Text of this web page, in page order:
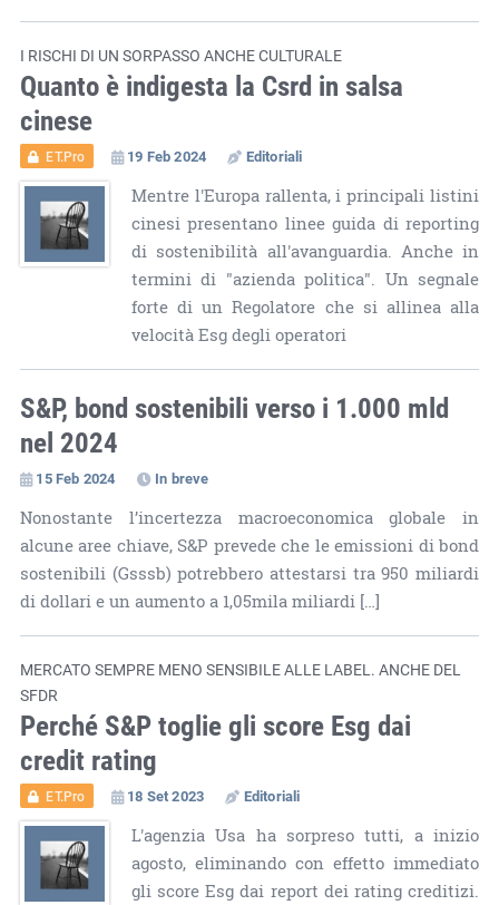
I RISCHI DI UN SORPASSO ANCHE CULTURALE
Quanto è indigesta la Csrd in salsa
cinese
ET.Pro 19 Feb 2024 Editoriali
Mentre l'Europa rallenta, i principali listini
cinesi presentano linee guida di reporting
di sostenibilità all'avanguardia. Anche in
termini di "azienda politica". Un segnale
forte di un Regolatore che si allinea alla
velocità Esg degli operatori
S&P, bond sostenibili verso i 1.000 mld
nel 2024
15 Feb 2024 In breve
Nonostante l’incertezza macroeconomica globale in
alcune aree chiave, S&P prevede che le emissioni di bond
sostenibili (Gsssb) potrebbero attestarsi tra 950 miliardi
di dollari e un aumento a 1,05mila miliardi […]
MERCATO SEMPRE MENO SENSIBILE ALLE LABEL. ANCHE DEL
SFDR
Perché S&P toglie gli score Esg dai
credit rating
ET.Pro 18 Set 2023 Editoriali
L'agenzia Usa ha sorpreso tutti, a inizio
agosto, eliminando con effetto immediato
gli score Esg dai report dei rating creditizi.